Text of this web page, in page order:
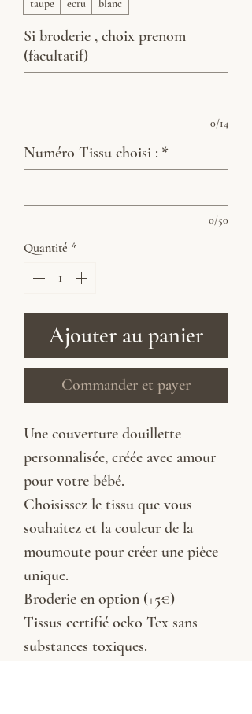
taupe ecru blanc
Si broderie , choix prenom
(facultatif)
0/14
Numéro Tissu choisi : *
0/50
Quantité *
Ajouter au panier
Commander et payer
Une couverture douillette
personnalisée, créée avec amour
pour votre bébé.
Choisissez le tissu que vous
souhaitez et la couleur de la
moumoute pour créer une pièce
unique.
Broderie en option (+5€)
Tissus certifié oeko Tex sans
substances toxiques.